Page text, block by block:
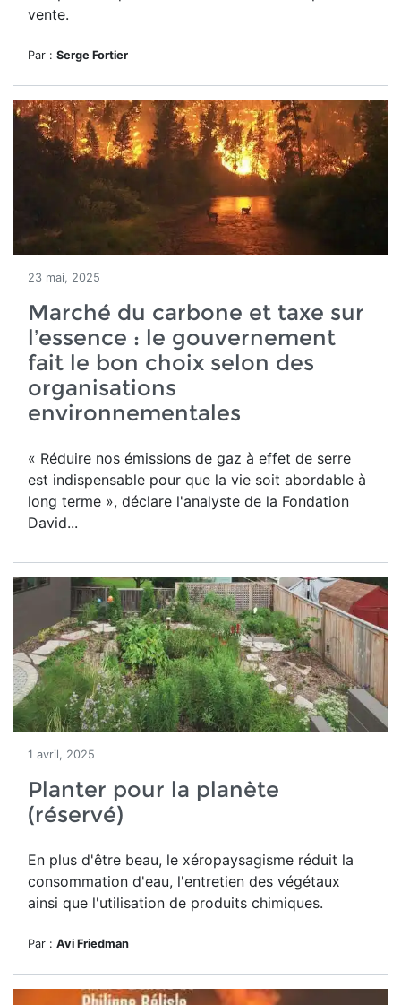
vente.
Par : Serge Fortier
23 mai, 2025
Marché du carbone et taxe sur
l’essence : le gouvernement
fait le bon choix selon des
organisations
environnementales
« Réduire nos émissions de gaz à effet de serre
est indispensable pour que la vie soit abordable à
long terme », déclare l'analyste de la Fondation
David...
1 avril, 2025
Planter pour la planète
(réservé)
En plus d'être beau, le xéropaysagisme réduit la
consommation d'eau, l'entretien des végétaux
ainsi que l'utilisation de produits chimiques.
Par : Avi Friedman